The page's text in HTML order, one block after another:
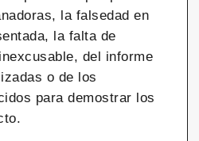
la falsedad en
la falta de
del informe
o de los
para demostrar los